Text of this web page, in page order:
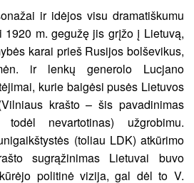
ir idėjos visu dramatiškumu
m. gegužę jis grįžo į Lietuvą,
karai prieš Rusijos bolševikus,
ir lenkų generolo Lucjano
kurie baigėsi pusės Lietuvos
krašto – šis pavadinimas
todėl nevartotinas) užgrobimu.
(toliau LDK) atkūrimo
sugrąžinimas Lietuvai buvo
kūrėjo politinė vizija, gal dėl to V.